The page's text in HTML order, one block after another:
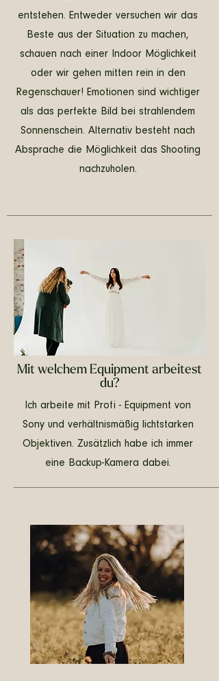
entstehen. Entweder versuchen wir das
Beste aus der Situation zu machen,
schauen nach einer Indoor Möglichkeit
oder wir gehen mitten rein in den
Regenschauer! Emotionen sind wichtiger
als das perfekte Bild bei strahlendem
Sonnenschein. Alternativ besteht nach
Absprache die Möglichkeit das Shooting
nachzuholen.
Mit welchem Equipment arbeitest
du?
Ich arbeite mit Profi - Equipment von
Sony und verhältnismäßig lichtstarken
Objektiven. Zusätzlich habe ich immer
eine Backup-Kamera dabei.